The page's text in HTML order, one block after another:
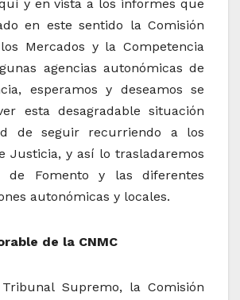
y en vista a los informes que
en este sentido la Comisión
Mercados y la Competencia
agencias autonómicas de
esperamos y deseamos se
esta desagradable situación
de seguir recurriendo a los
Justicia, y así lo trasladaremos
de Fomento y las diferentes
autonómicas y locales.
de la CNMC
Supremo, la Comisión